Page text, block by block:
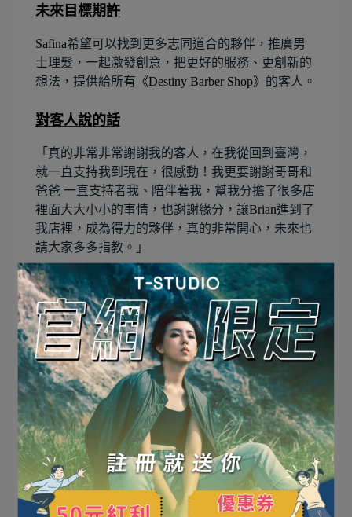
未來目標期許
Safina希望可以找到更多志同道合的夥伴，推廣男
士理髮，一起激發創意，把更好的服務、更創新的
想法，提供給所有 《Destiny Barber Shop》 的客人。
對客人說的話
「真的非常非常謝謝我的客人，在我從回到臺灣，
就一直支持我到現在，很感動！我更要謝謝哥哥和
爸爸 一直支持者我、陪伴著我，幫我分擔了很多店
裡面大大小小的事情，也謝謝緣分，讓Brian進到了
我店裡，成為得力的夥伴，真的非常開心，未來也
請大家多多指教。」
Safina開朗的個性客人都很喜歡跟她當朋友。
《Destiny Barber Shop》 夥伴-Brian